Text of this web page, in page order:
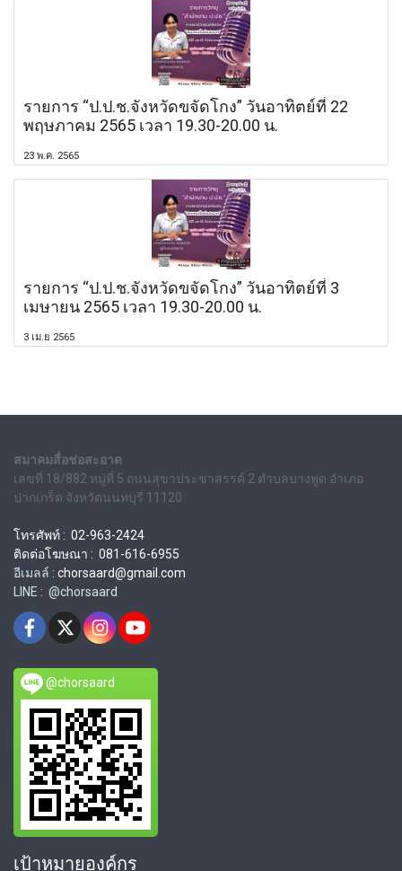
รายการ “ป.ป.ช.จังหวัดขจัดโกง” วันอาทิตย์ที่ 22
พฤษภาคม 2565 เวลา 19.30-20.00 น.
23 พ.ค. 2565
รายการ “ป.ป.ช.จังหวัดขจัดโกง” วันอาทิตย์ที่ 3
เมษายน 2565 เวลา 19.30-20.00 น.
3 เม.ย 2565
สมาคมสื่อช่อสะอาด
เลขที่ 18/882 หมู่ที่ 5 ถนนสุขาประชาสรรค์ 2 ตำบลบางพูด อำเภอ
ปากเกร็ด จังหวัดนนทบุรี 11120
โทรศัพท์ : 02-963-2424
ติดต่อโฆษณา : 081-616-6955
อีเมลล์ : chorsaard@gmail.com
LINE : @chorsaard
@chorsaard
เป้าหมายองค์กร